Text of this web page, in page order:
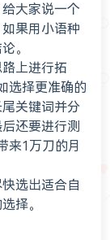
大家说一个
果用小语种
。
上进行拓
选择更准确的
关键词并分
还要进行测
来1万刀的月
选出适合自
择。